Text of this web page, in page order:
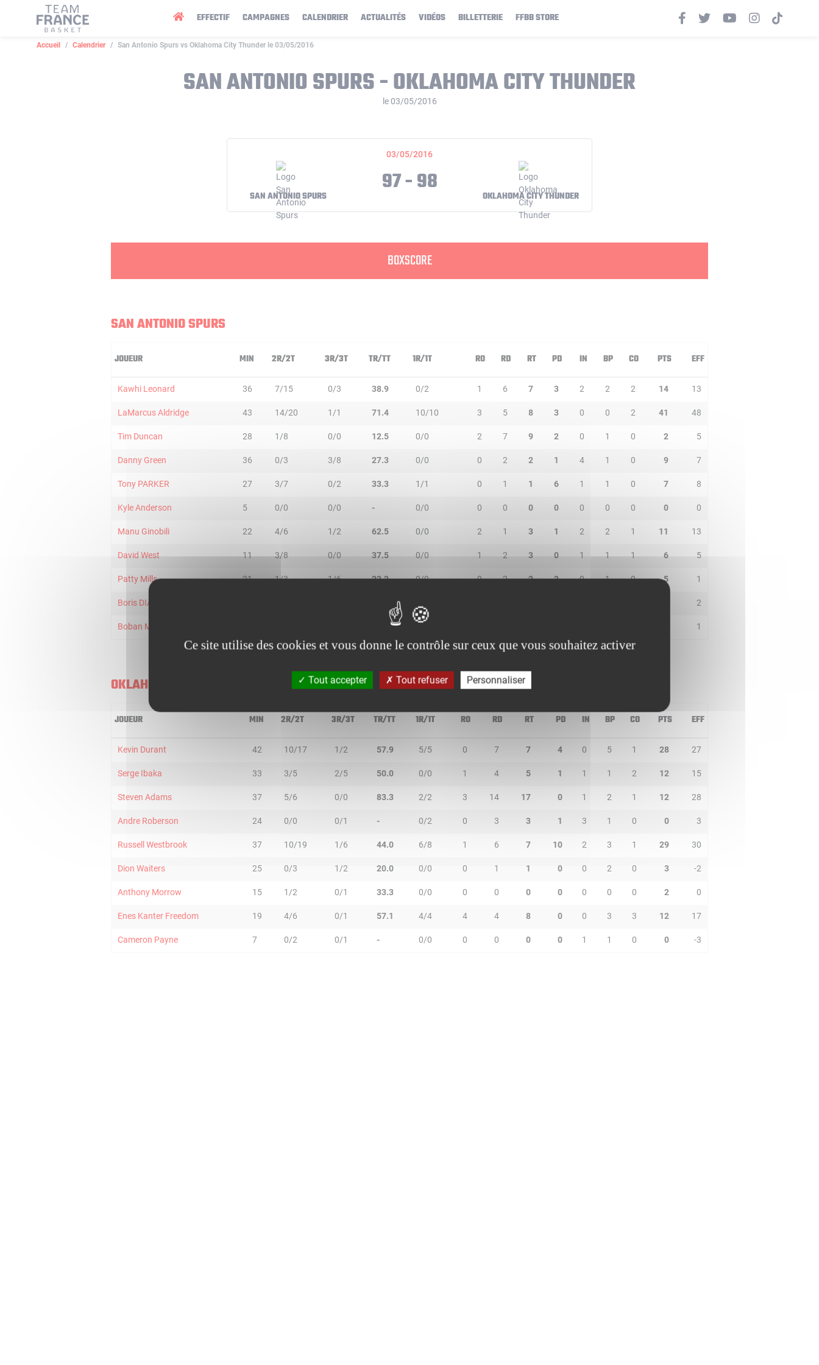
EFFECTIF CAMPAGNES CALENDRIER ACTUALITÉS VIDÉOS BILLETTERIE FFBB STORE
Accueil Calendrier San Antonio Spurs vs Oklahoma City Thunder le 03/05/2016
SAN ANTONIO SPURS - OKLAHOMA CITY THUNDER
le 03/05/2016
03/05/2016
SAN ANTONIO SPURS 97 - 98 OKLAHOMA CITY THUNDER
BOXSCORE
SAN ANTONIO SPURS
JOUEUR MIN 2R/2T 3R/3T TR/TT 1R/1T RO RD RT PD IN BP CO PTS EFF
Kawhi Leonard 36 7/15 0/3 38.9 0/2 1 6 7 3 2 2 2 14 13
LaMarcus Aldridge 43 14/20 1/1 71.4 10/10 3 5 8 3 0 0 2 41 48
Tim Duncan 28 1/8 0/0 12.5 0/0 2 7 9 2 0 1 0 2 5
Danny Green 36 0/3 3/8 27.3 0/0 0 2 2 1 4 1 0 9 7
Tony PARKER 27 3/7 0/2 33.3 1/1 0 1 1 6 1 1 0 7 8
Kyle Anderson 5 0/0 0/0 - 0/0 0 0 0 0 0 0 0 0 0
Manu Ginobili 22 4/6 1/2 62.5 0/0 2 1 3 1 2 2 1 11 13
David West 11 3/8 0/0 37.5 0/0 1 2 3 0 1 1 1 6 5
Patty Mills 21 1/3 1/6 22.2 0/0 0 2 2 2 0 1 0 5 1
Boris DIAW 2
Boban Marjanovic 1
OKLAHOMA CITY THUNDER
JOUEUR MIN 2R/2T 3R/3T TR/TT 1R/1T RO RD RT PD IN BP CO PTS EFF
Kevin Durant 42 10/17 1/2 57.9 5/5 0 7 7 4 0 5 1 28 27
Serge Ibaka 33 3/5 2/5 50.0 0/0 1 4 5 1 1 1 2 12 15
Steven Adams 37 5/6 0/0 83.3 2/2 3 14 17 0 1 2 1 12 28
Andre Roberson 24 0/0 0/1 - 0/2 0 3 3 1 3 1 0 0 3
Russell Westbrook 37 10/19 1/6 44.0 6/8 1 6 7 10 2 3 1 29 30
Dion Waiters 25 0/3 1/2 20.0 0/0 0 1 1 0 0 2 0 3 -2
Anthony Morrow 15 1/2 0/1 33.3 0/0 0 0 0 0 0 0 0 2 0
Enes Kanter Freedom 19 4/6 0/1 57.1 4/4 4 4 8 0 0 3 3 12 17
Cameron Payne 7 0/2 0/1 - 0/0 0 0 0 0 1 1 0 0 -3
Panneau de gestion des cookies
Ce site utilise des cookies et vous donne le contrôle sur ceux que vous souhaitez activer
Tout accepter Tout refuser Personnaliser